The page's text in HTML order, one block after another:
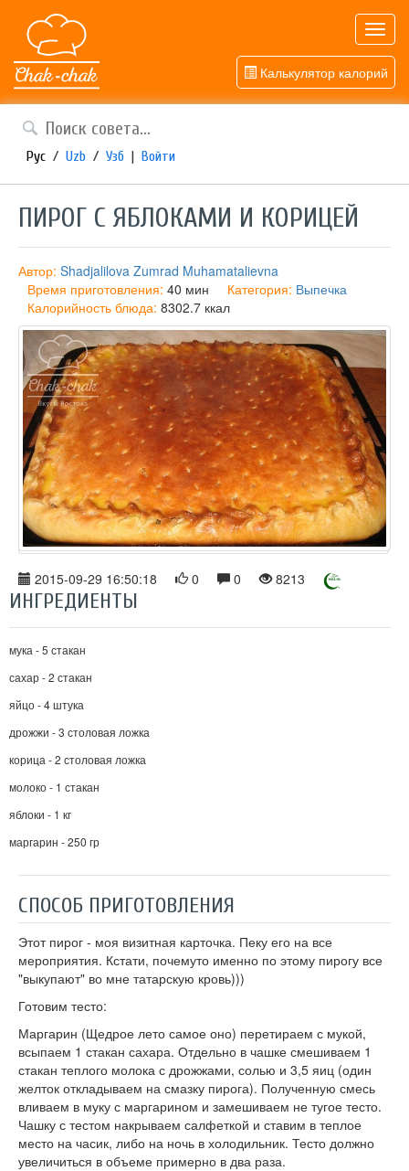
Калькулятор калорий
Рус / Uzb / Узб | Войти
ПИРОГ С ЯБЛОКАМИ И КОРИЦЕЙ
Автор: Shadjalilova Zumrad Muhamatalievna
Время приготовления: 40 мин Категория: Выпечка
Калорийность блюда: 8302.7 ккал
2015-09-29 16:50:18 0 0 8213
ИНГРЕДИЕНТЫ
мука - 5 стакан
сахар - 2 стакан
яйцо - 4 штука
дрожжи - 3 столовая ложка
корица - 2 столовая ложка
молоко - 1 стакан
яблоки - 1 кг
маргарин - 250 гр
СПОСОБ ПРИГОТОВЛЕНИЯ
Этот пирог - моя визитная карточка. Пеку его на все
мероприятия. Кстати, почемуто именно по этому пирогу все
"выкупают" во мне татарскую кровь)))
Готовим тесто:
Маргарин (Щедрое лето самое оно) перетираем с мукой,
всыпаем 1 стакан сахара. Отдельно в чашке смешиваем 1
стакан теплого молока с дрожжами, солью и 3,5 яиц (один
желток откладываем на смазку пирога). Полученную смесь
вливаем в муку с маргарином и замешиваем не тугое тесто.
Чашку с тестом накрываем салфеткой и ставим в теплое
место на часик, либо на ночь в холодильник. Тесто должно
увеличиться в объеме примерно в два раза.